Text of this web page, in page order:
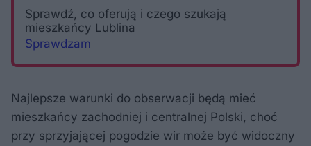
Sprawdź, co oferują i czego szukają
mieszkańcy Lublina
Sprawdzam
Najlepsze warunki do obserwacji będą mieć
mieszkańcy zachodniej i centralnej Polski, choć
przy sprzyjającej pogodzie wir może być widoczny